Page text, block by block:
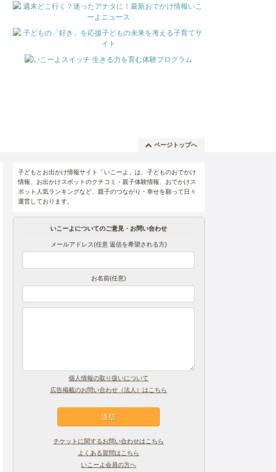
ページトップへ
子どもとお出かけ情報サイト「いこーよ」は、子どものおでかけ
情報、お出かけスポットのクチコミ・親子体験情報、おでかけス
ポット人気ランキングなど、親子のつながり・幸せを願って日々
運営しております。
いこーよについてのご意見・お問い合わせ
メールアドレス(任意 返信を希望される方)
お名前(任意)
個人情報の取り扱いについて
広告掲載のお問い合わせ（法人）はこちら
チケットに関するお問い合わせはこちら
よくある質問はこちら
いこーよ会員の方へ